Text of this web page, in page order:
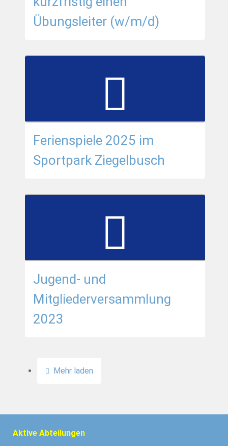
Übungsleiter (w/m/d)
Ferienspiele 2025 im
Sportpark Ziegelbusch
Jugend- und
Mitgliederversammlung
2023
Mehr laden
Aktive Abteilungen